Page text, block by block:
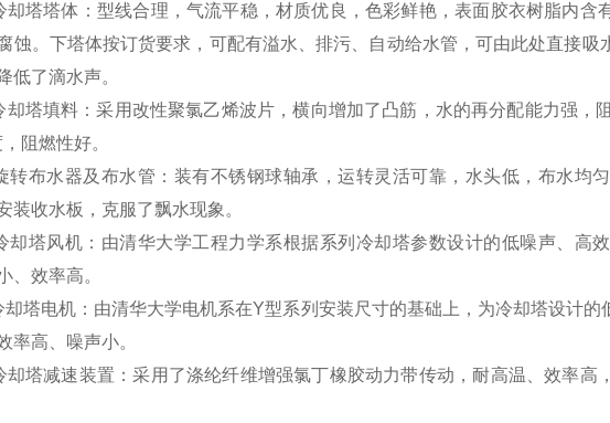
塔塔体：型线合理，气流平稳，材质优良，色彩鲜艳，表面胶衣树脂内含
蚀。下塔体按订货要求，可配有溢水、排污、自动给水管，可由此处直接吸
低了滴水声。
塔填料：采用改性聚氯乙烯波片，横向增加了凸筋，水的再分配能力强，
阻燃性好。
布水器及布水管：装有不锈钢球轴承，运转灵活可靠，水头低，布水均
装收水板，克服了飘水现象。
塔风机：由清华大学工程力学系根据系列冷却塔参数设计的低噪声、高
、效率高。
塔电机：由清华大学电机系在Y型系列安装尺寸的基础上，为冷却塔设计的
率高、噪声小。
塔减速装置：采用了涤纶纤维增强氯丁橡胶动力带传动，耐高温、效率高